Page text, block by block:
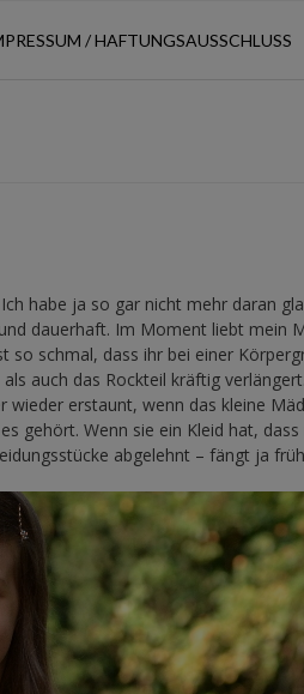
/ HAFTUNGSAUSSCHLUSS
habe ja so gar nicht mehr daran
dauerhaft. Im Moment liebt mein
so schmal, dass ihr bei einer
auch das Rockteil kräftig
wieder erstaunt, wenn das kleine
gehört. Wenn sie ein Kleid hat,
abgelehnt – fängt ja